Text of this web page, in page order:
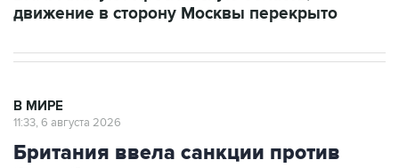
Британия ввела санкции против
Озон банка и еще пяти кредитных
организаций из РФ